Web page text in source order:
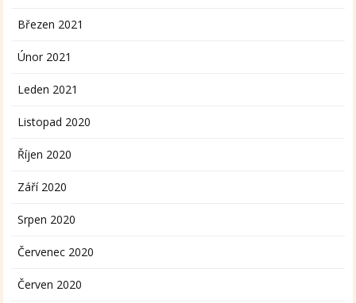
Březen 2021
Únor 2021
Leden 2021
Listopad 2020
Říjen 2020
Září 2020
Srpen 2020
Červenec 2020
Červen 2020